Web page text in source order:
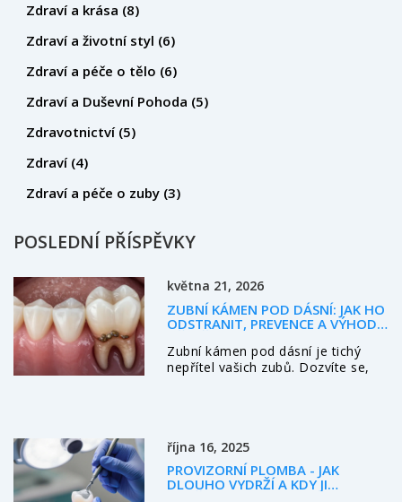
Zdraví a krása (8)
Zdraví a životní styl (6)
Zdraví a péče o tělo (6)
Zdraví a Duševní Pohoda (5)
Zdravotnictví (5)
Zdraví (4)
Zdraví a péče o zuby (3)
POSLEDNÍ PŘÍSPĚVKY
května 21, 2026
ZUBNÍ KÁMEN POD DÁSNÍ: JAK HO
ODSTRANIT, PREVENCE A VÝHODY
Zubní kámen pod dásní je tichý
nepřítel vašich zubů. Dozvíte se,
října 16, 2025
PROVIZORNÍ PLOMBA - JAK
DLOUHO VYDRŽÍ A KDY JI